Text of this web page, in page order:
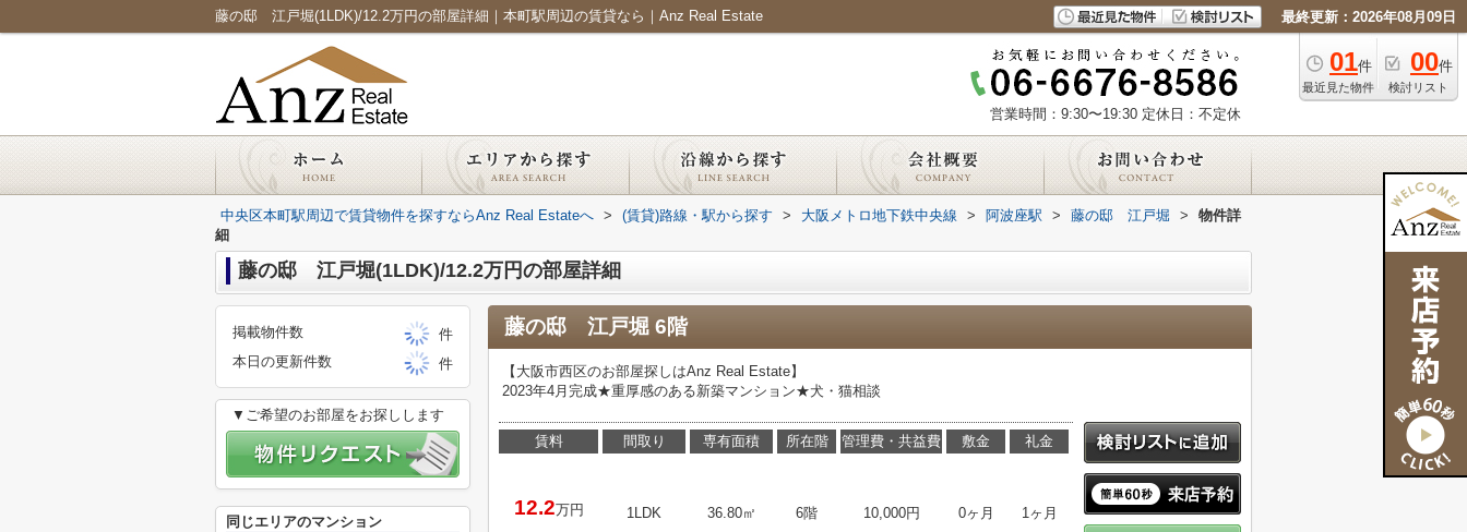
藤の邸 江戸堀(1LDK)/12.2万円の部屋詳細｜本町駅周辺の賃貸なら｜Anz Real Estate 最終更新：2026年08月09日
01件
最近見た物件
00件
検討リスト
営業時間：9:30〜19:30 定休日：不定休
中央区本町駅周辺で賃貸物件を探すならAnz Real Estateへ > (賃貸)路線・駅から探す > 大阪メトロ地下鉄中央線 > 阿波座駅 > 藤の邸 江戸堀 >
物件詳
細
藤の邸 江戸堀(1LDK)/12.2万円の部屋詳細
藤の邸 江戸堀 6階
【大阪市西区のお部屋探しはAnz Real Estate】
2023年4月完成★重厚感のある新築マンション★犬・猫相談
賃料
12.2万円
間取り
1LDK
専有面積
36.80㎡
所在階
6階
管理費・共益費
10,000円
敷金
0ヶ月
礼金
1ヶ月
掲載物件数
件
本日の更新件数
件
▼ご希望のお部屋をお探しします
同じエリアのマンション